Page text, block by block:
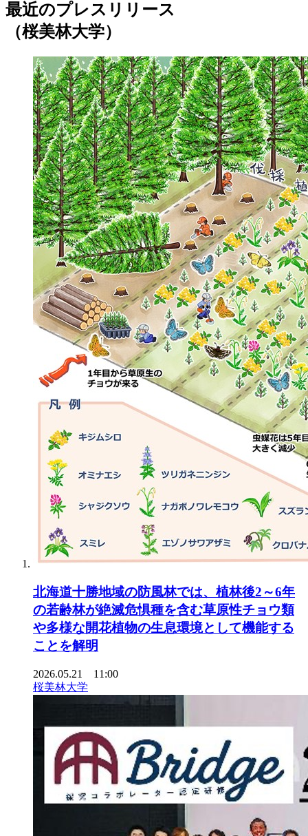
最近のプレスリリース
（桜美林大学）
北海道十勝地域の防風林では、植林後2～6年
の若齢林が絶滅危惧種を含む草原性チョウ類
や多様な開花植物の生息環境として機能する
ことを解明
2026.05.21 11:00
桜美林大学